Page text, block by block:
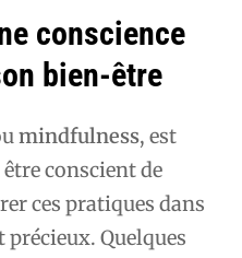
conscience
bien-être
mindfulness, est
conscient de
ces pratiques dans
précieux. Quelques